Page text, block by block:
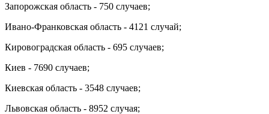
Запорожская область - 750 случаев;
Ивано-Франковская область - 4121 случай;
Кировоградская область - 695 случаев;
Киев - 7690 случаев;
Киевская область - 3548 случаев;
Львовская область - 8952 случая;